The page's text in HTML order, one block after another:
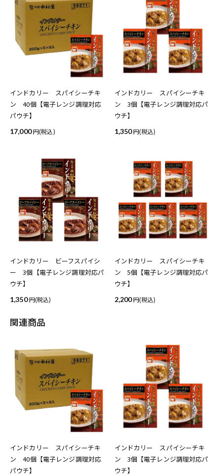
インドカリー スパイシーチキ
ン 40個【電子レンジ調理対応
パウチ】
17,000 (税込)
インドカリー スパイシーチキ
ン 3個【電子レンジ調理対応パ
ウチ】
1,350 (税込)
インドカリー ビーフスパイシ
ー 3個【電子レンジ調理対応パ
ウチ】
1,350 (税込)
インドカリー スパイシーチキ
ン 5個【電子レンジ調理対応パ
ウチ】
2,200 (税込)
関連商品
インドカリー スパイシーチキ
ン 40個【電子レンジ調理対応
パウチ】
インドカリー スパイシーチキ
ン 3個【電子レンジ調理対応パ
ウチ】